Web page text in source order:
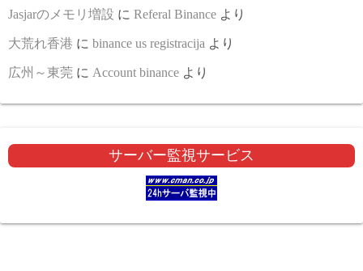
Jasjarのメモリ増設 に Referal Binance より
大荒れ香港 に binance us registracija より
広州～東莞 に Account binance より
サーバー監視サービス